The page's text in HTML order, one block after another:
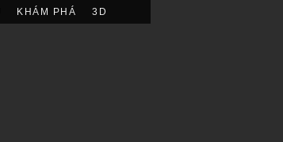
KHÁM PHÁ 3D